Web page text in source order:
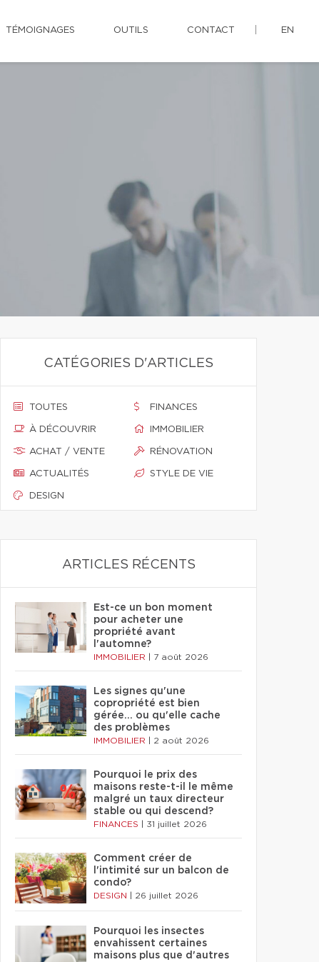
TÉMOIGNAGES OUTILS CONTACT EN
CATÉGORIES D'ARTICLES
TOUTES
À DÉCOUVRIR
ACHAT / VENTE
ACTUALITÉS
DESIGN
FINANCES
IMMOBILIER
RÉNOVATION
STYLE DE VIE
ARTICLES RÉCENTS
Est-ce un bon moment
pour acheter une
propriété avant
l'automne?
IMMOBILIER 7 août 2026
Les signes qu'une
copropriété est bien
gérée… ou qu'elle cache
des problèmes
IMMOBILIER 2 août 2026
Pourquoi le prix des
maisons reste-t-il le même
malgré un taux directeur
stable ou qui descend?
FINANCES 31 juillet 2026
Comment créer de
l'intimité sur un balcon de
condo?
DESIGN 26 juillet 2026
Pourquoi les insectes
envahissent certaines
maisons plus que d'autres